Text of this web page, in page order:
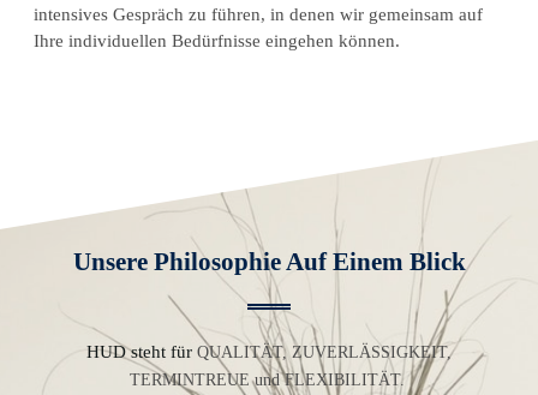
intensives Gespräch zu führen, in denen wir gemeinsam auf
Ihre individuellen Bedürfnisse eingehen können.
Unsere Philosophie Auf Einem Blick
HUD steht für QUALITÄT, ZUVERLÄSSIGKEIT,
TERMINTREUE und FLEXIBILITÄT.